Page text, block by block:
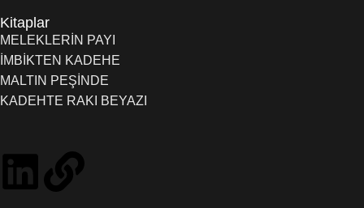
Kitaplar
MELEKLERİN PAYI
İMBİKTEN KADEHE
MALTIN PEŞİNDE
KADEHTE RAKI BEYAZI